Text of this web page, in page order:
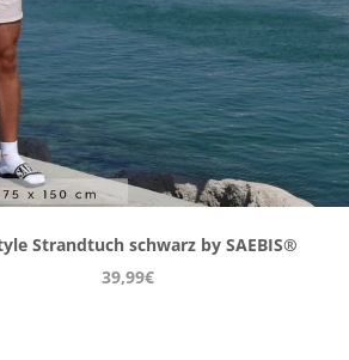
Strandtuch schwarz by SAEBIS®
39,99€